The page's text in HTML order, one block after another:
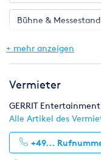
Bühne & Messestand
Eventmodule &
+ mehr anzeigen
Vermieter
GERRIT
Alle Artikel des
+49...